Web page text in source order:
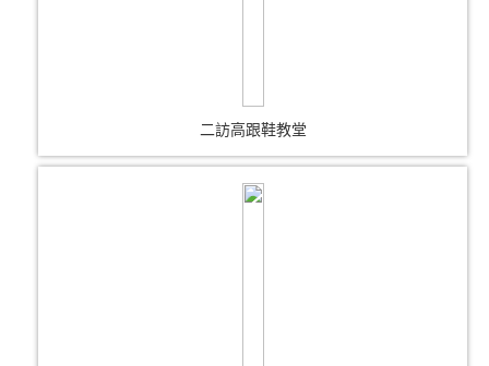
二訪高跟鞋教堂